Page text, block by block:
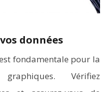
données
fondamentale pour la
Vérifiez